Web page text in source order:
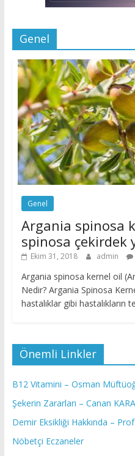
Genel
Genel
Argania spinosa
spinosa çekirdek
Ekim 31, 2018 admin
Argania spinosa kernel oil
Nedir? Argania Spinosa
hastalıklar gibi hastalıkların
Önemli Linkler
B12 Vitamini – Osman
Şekerin Zararları – Canan
Demir Eksikliği Hakkında –
Nöbetçi Eczaneler